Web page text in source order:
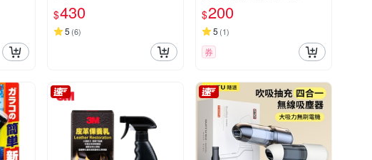
$430
5 (6)
$200
5 (1)
券